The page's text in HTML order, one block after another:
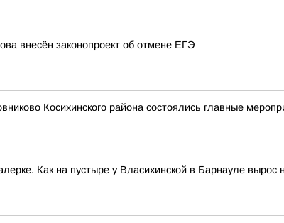
внесён законопроект об отмене ЕГЭ
Косихинского района состоялись главные
Как на пустыре у Власихинской в Барнауле вырос